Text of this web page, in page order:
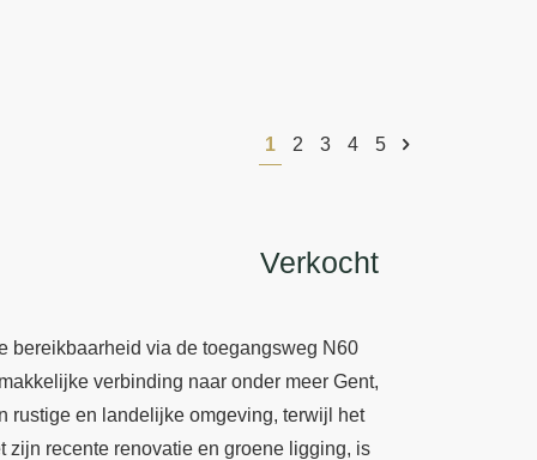
1 2 3 4 5
Verkocht
bereikbaarheid via de toegangsweg N60
verbinding naar onder meer Gent,
rustige en landelijke omgeving, terwijl het
zijn recente renovatie en groene ligging, is